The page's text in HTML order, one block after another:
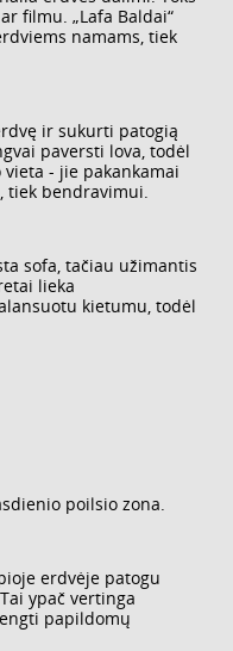
filmu. „Lafa Baldai“
namams, tiek
ir sukurti patogią
paversti lova, todėl
- jie pakankamai
tiek bendravimui.
sofa, tačiau užimantis
lieka
kietumu, todėl
poilsio zona.
erdvėje patogu
ypač vertinga
papildomų